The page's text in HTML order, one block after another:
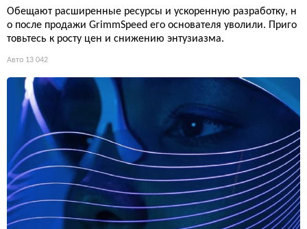
Обещают расширенные ресурсы и ускоренную разработку, н
о после продажи GrimmSpeed его основателя уволили. Приго
товьтесь к росту цен и снижению энтузиазма.
Авто 13 042